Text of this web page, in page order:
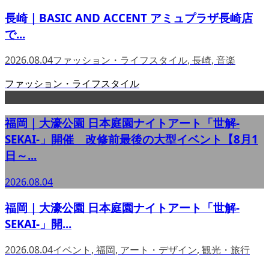
長崎｜BASIC AND ACCENT アミュプラザ長崎店
で...
2026.08.04ファッション・ライフスタイル, 長崎, 音楽
ファッション・ライフスタイル
福岡｜大濠公園 日本庭園ナイトアート「世解-
SEKAI-」開催 改修前最後の大型イベント【8月1
日～...
2026.08.04
福岡｜大濠公園 日本庭園ナイトアート「世解-
SEKAI-」開...
2026.08.04イベント , 福岡, アート・デザイン, 観光・旅行